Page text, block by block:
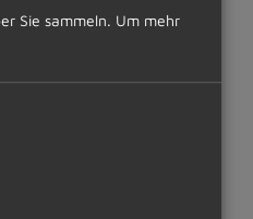
Sie sammeln. Um mehr